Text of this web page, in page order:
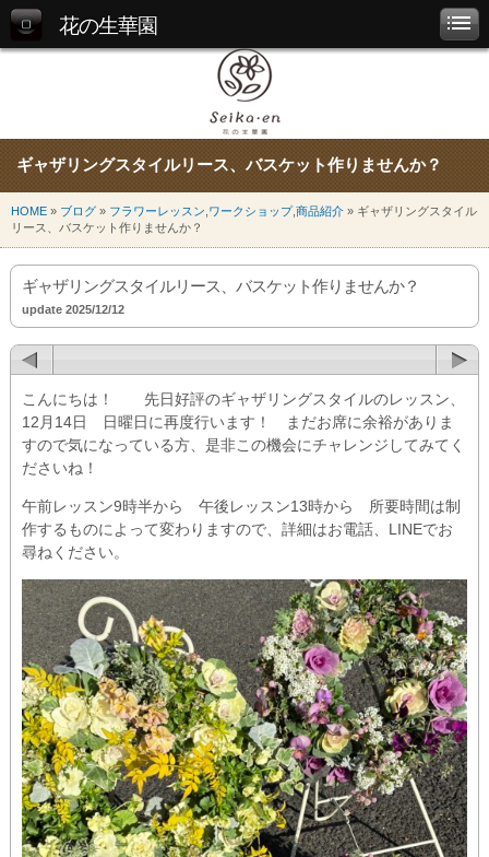
花の生華園
ギャザリングスタイルリース、バスケット作りませんか？
HOME » ブログ » フラワーレッスン ワークショップ,商品紹介 » ギャザリングスタイル
リース、バスケット作りませんか？
ギャザリングスタイルリース、バスケット作りませんか？
update 2025/12/12
こんにちは！ 先日好評のギャザリングスタイルのレッスン、
12月14日 日曜日に再度行います！ まだお席に余裕がありま
すので気になっている方、是非この機会にチャレンジしてみてく
ださいね！
午前レッスン9時半から 午後レッスン13時から 所要時間は制
作するものによって変わりますので、詳細はお電話、LINEでお
尋ねください。